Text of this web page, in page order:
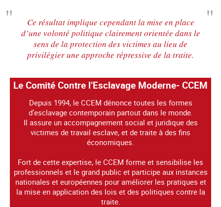
Ce résultat implique cependant la mise en place
d’une volonté politique clairement orientée dans le
sens de la protection des victimes au lieu de
privilégier une approche répressive de la traite.
Le Comité Contre l’Esclavage Moderne- CCEM
Depuis 1994, le CCEM dénonce toutes les formes
d’esclavage contemporain partout dans le monde.
Il assure un accompagnement social et juridique des
victimes de travail esclave, et de traite à des fins
économiques.
Fort de cette expertise, le CCEM forme et sensibilise les
professionnels et le grand public et participe aux instances
nationales et européennes pour améliorer les pratiques et
la mise en application des lois et des politiques contre la
traite.